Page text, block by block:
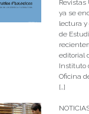
ya se
lectura y
de
editorial
Instituto
Oficina
[…]